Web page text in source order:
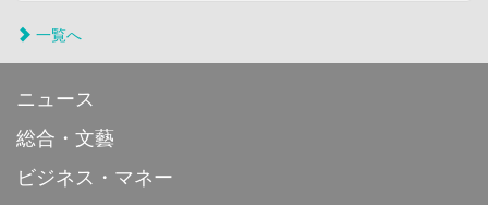
一覧へ
ニュース
総合・文藝
ビジネス・マネー